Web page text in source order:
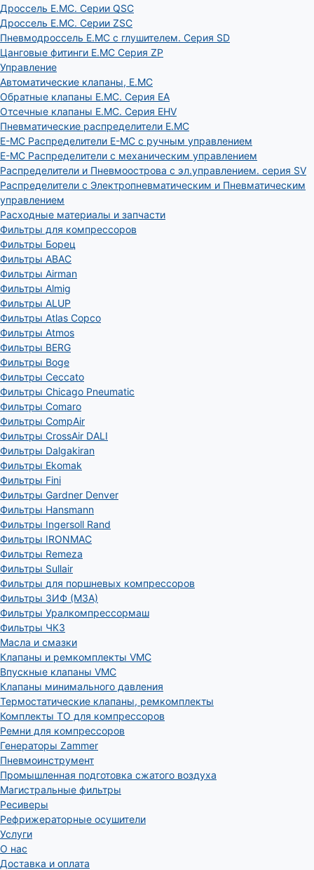
Дроссель E.MC. Серии QSC
Дроссель E.MC. Серии ZSC
Пневмодроссель E.MC с глушителем. Серия SD
Цанговые фитинги E.MC Серия ZP
Управление
Автоматические клапаны, Е.МС
Обратные клапаны E.MC. Серия EA
Отсечные клапаны E.MC. Серия EHV
Пневматические распределители E.MC
E-MC Распределители E-MC с ручным управлением
E-MC Распределители с механическим управлением
Распределители и Пневмоострова с эл.управлением. серия SV
Распределители с Электропневматическим и Пневматическим
управлением
Расходные материалы и запчасти
Фильтры для компрессоров
Фильтры Борец
Фильтры ABAC
Фильтры Airman
Фильтры Almig
Фильтры ALUP
Фильтры Atlas Copco
Фильтры Atmos
Фильтры BERG
Фильтры Boge
Фильтры Ceccato
Фильтры Chicago Pneumatic
Фильтры Comaro
Фильтры CompAir
Фильтры CrossAir DALI
Фильтры Dalgakiran
Фильтры Ekomak
Фильтры Fini
Фильтры Gardner Denver
Фильтры Hansmann
Фильтры Ingersoll Rand
Фильтры IRONMAC
Фильтры Remeza
Фильтры Sullair
Фильтры для поршневых компрессоров
Фильтры ЗИФ (МЗА)
Фильтры Уралкомпрессормаш
Фильтры ЧКЗ
Масла и смазки
Клапаны и ремкомплекты VMC
Впускные клапаны VMC
Клапаны минимального давления
Термостатические клапаны, ремкомплекты
Комплекты ТО для компрессоров
Ремни для компрессоров
Генераторы Zammer
Пневмоинструмент
Промышленная подготовка сжатого воздуха
Магистральные фильтры
Ресиверы
Рефрижераторные осушители
Услуги
О нас
Доставка и оплата